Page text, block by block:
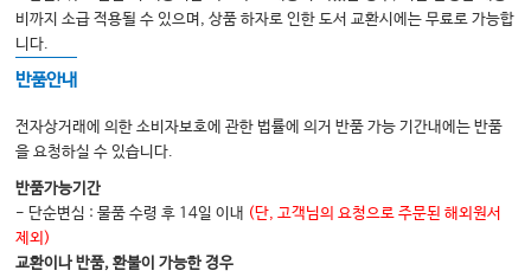
비까지 소급 적용될 수 있으며, 상품 하자로 인한 도서 교환시에는 무료로 가능합
니다.
반품안내
전자상거래에 의한 소비자보호에 관한 법률에 의거 반품 가능 기간내에는 반품
을 요청하실 수 있습니다.
반품가능기간
- 단순변심 : 물품 수령 후 14일 이내 (단, 고객님의 요청으로 주문된 해외원서
제외)
교환이나 반품, 환불이 가능한 경우